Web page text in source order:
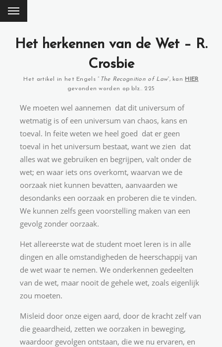
Het herkennen van de Wet – R.
Crosbie
Het artikel in het Engels “ The Recognition of Law”, kan HIER
gevonden worden op blz.. 225
We moeten wel aannemen dat dit universum of
wetmatig is of een universum van chaos, kans en
toeval. In feite weten we heel goed dat er geen
toeval in het universum bestaat, want we zien dat
alles wat we gebruiken en begrijpen, valt onder de
wet; en waar iets ons overkomt, waarvan we de
oorzaak niet kunnen bevatten, aanvaarden we
desondanks een oorzaak en proberen die te vinden.
We kunnen zelfs geen voorstelling maken van een
gevolg zonder oorzaak.
Het allereerste wat de student moet leren is in alle
dingen en alle omstandigheden de heerschappij van
de wet waar te nemen. We onderkennen gedeelten
van de wet, maar nooit de gehele wet, zoals eigenlijk
zou moeten.
Misleid door onze eigen aard, door de kracht zelf van
die geaardheid, zetten we oorzaken in beweging,
waardoor gevolgen ontstaan, die we nu ervaren, en